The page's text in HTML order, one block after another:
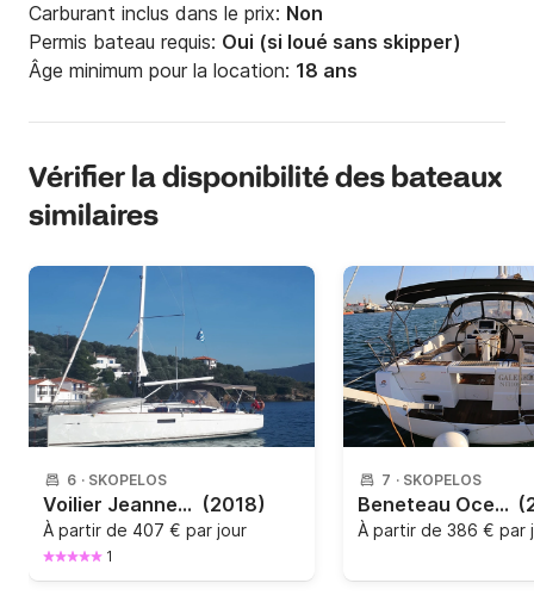
Carburant inclus dans le prix: Non
Permis bateau requis: Oui (si loué sans skipper)
Âge minimum pour la location: 18 ans
Vérifier la disponibilité des bateaux
similaires
6 · SKOPELOS
Voilier Jeanneau Sun Odyssey 349 10.34m (2018)
À partir de 407 € par jour
1
7 · SKOPELOS
Beneteau Oceanis 37 - 2013
À partir de 386 € par